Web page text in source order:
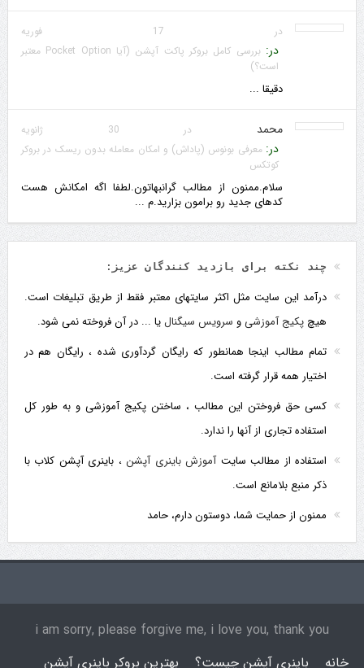
در 17 فوریه
در:
بررسی کامل بروکر پاکت آپشن (آیا Pocket Option معتبر
است؟)
دقیقا ...
محمد در 30 ژانویه
در:معرفی بونوس (پاداش) و امکان معامله بدون ریسک در بروکر
کوتکس
سلام.ممنون از مطالب گرانبهاتون.لطفا اگه امکانش هست
کدهای جدید رو برامون بزارید.م ...
چند نکته برای بازدید کنندگان عزیز:
درآمد این سایت مثل اکثر سایتهای معتبر فقط از طریق تبلیغات است.
هیچ پکیج آموزشیو سرویس سیگنال یا ... در آن فروخته نمی شود.
تمام مطالب اینجا همانطور که رایگان گردآوری شده ، رایگان هم در
اختیار همه قرار گرفته است.
کسی حق فروختن این مطالب ، ساختن پکیج آموزشی و به طور کل
استفاده تجاری از آنها را ندارد.
استفاده از مطالب سایتآموزش باینری آپشن، باینری آپشن کلاب با
ذکر منبع بلامانع است.
ممنون از حمایت شما، دوستون دارم، حامد
i am sorry, please forgive me, i love you, thank you
خانه
باینری آپشن چیست؟ بهترین بروکر باینری آپشن